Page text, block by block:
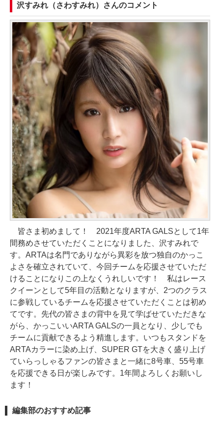
沢すみれ（さわすみれ）さんのコメント
皆さま初めまして！ 2021年度ARTA GALSとして1年
間務めさせていただくことになりました、沢すみれで
す。ARTAは名門でありながら異彩を放つ独自のかっこ
よさを確立されていて、今回チームを応援させていただ
けることになりこの上なくうれしいです！ 私はレース
クイーンとして5年目の活動となりますが、2つのクラス
に参戦しているチームを応援させていただくことは初め
てです。先代の皆さまの背中を見て学ばせていただきな
がら、かっこいいARTA GALSの一員となり、少しでも
チームに貢献できるよう精進します。いつもスタンドを
ARTAカラーに染め上げ、SUPER GTを大きく盛り上げ
ていらっしゃるファンの皆さまと一緒に8号車、55号車
を応援できる日が楽しみです。1年間よろしくお願いし
ます！
編集部のおすすめ記事